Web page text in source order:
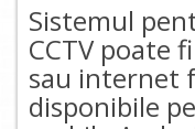
Sistemul
CCTV poate
sau internet
disponibile